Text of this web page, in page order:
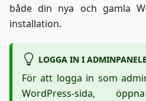
både din nya och gamla
installation.
LOGGA IN I
För att logga in som
WordPress-sida,